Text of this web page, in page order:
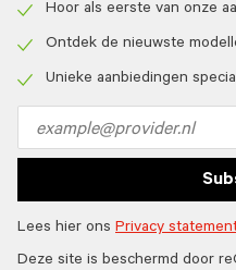
icon
Hoor als eerste van onze
icon
Ontdek de nieuwste
Unieke aanbiedingen
address
Lees hier ons Privacy
Deze site is beschermd door